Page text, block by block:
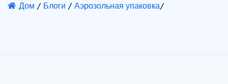
Дом / Блоги / Аэрозольная упаковка/